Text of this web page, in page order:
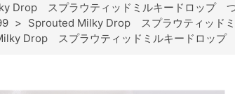
Drop スプラウティッドミルキードロップ
> Sprouted Milky Drop スプラウティッド
Drop スプラウティッドミルキードロップ